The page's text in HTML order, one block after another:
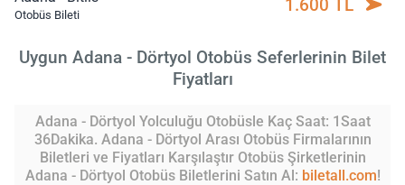
Otobüs Bileti 1.600 TL
Uygun Adana - Dörtyol Otobüs Seferlerinin Bilet
Fiyatları
Adana - Dörtyol Yolculuğu Otobüsle Kaç Saat: 1Saat
36Dakika. Adana - Dörtyol Arası Otobüs Firmalarının
Biletleri ve Fiyatları Karşılaştır Otobüs Şirketlerinin
Adana - Dörtyol Otobüs Biletlerini Satın Al: biletall.com!